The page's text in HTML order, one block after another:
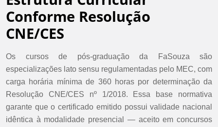
Conforme Resolução
CNE/CES
Os cursos de pós-graduação da FaSouza são
especializações lato sensu regulamentadas pelo MEC, com
carga horária mínima de 360 horas por determinação da
Resolução CNE/CES nº 1/2018. Essa base normativa
garante que o certificado emitido possui validade nacional
idêntica à modalidade presencial — aceito em concursos